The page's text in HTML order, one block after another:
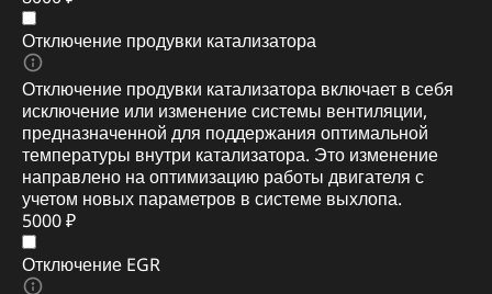
Отключение продувки катализатора
Отключение продувки катализатора включает в себя
исключение или изменение системы вентиляции,
предназначенной для поддержания оптимальной
температуры внутри катализатора. Это изменение
направлено на оптимизацию работы двигателя с
учетом новых параметров в системе выхлопа.
5000 ₽
Отключение EGR